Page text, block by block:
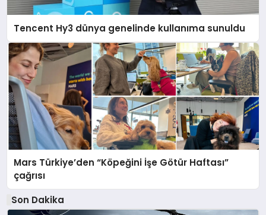
Tencent Hy3 dünya genelinde kullanıma sunuldu
Mars Türkiye’den “Köpeğini İşe Götür Haftası”
çağrısı
Son Dakika